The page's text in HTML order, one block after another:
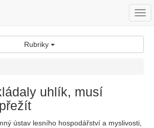
Rubriky
uhlík, musí
ústav lesního hospodářství a myslivosti,